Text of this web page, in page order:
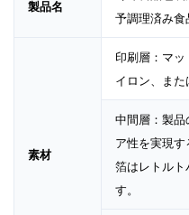
製品名
予調理済み食
素材
印刷層：マッ
イロン、ま
中間層：製品
ア性を実現
箔はレトル
す。